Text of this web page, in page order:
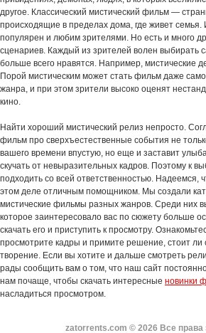
другое. Классический мистический фильм —
происходящие в пределах дома, где живет
популярен и любим зрителями. Но есть и много
сценариев. Каждый из зрителей волен выбирать
больше всего нравятся. Например, мистические
Порой мистическим может стать фильм даже
жанра, и при этом зрители высоко оценят
кино.
Найти хороший мистический релиз непросто.
фильм про сверхъестественные события не
вашего времени впустую, но еще и заставит
скучать от невыразительных кадров. Поэтому к
подходить со всей ответственностью. Надеемся,
этом деле отличным помощником. Мы создали
мистические фильмы разных жанров. Среди них
которое заинтересовало вас по сюжету больше
скачать его и приступить к просмотру.
просмотрите кадры и примите решение, стоит ли
творение. Если вы хотите и дальше смотреть
рады сообщить вам о том, что наш сайт
нам почаще, чтобы скачать интересные новинки
насладиться просмотром.
zatorrents.com © 2026 Все